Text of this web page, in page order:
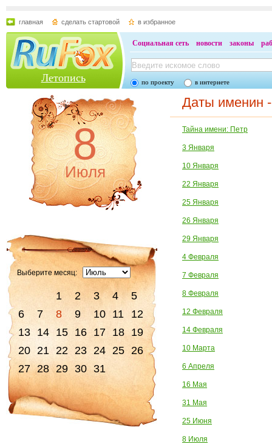
главная сделать стартовой в избранное
Летопись
Социальная сеть новости законы
по проекту в интернете
8
Июля
Выберите месяц:
1 2 3 4
5
6
7 8 9 10 11
12
13 14 15 16 17 18 19
20 21 22 23 24 25 26
27 28 29 30 31
Даты именин
Тайна имени: Петр
3 Января
10 Января
22 Января
25 Января
26 Января
29 Января
4 Февраля
7 Февраля
8 Февраля
12 Февраля
14 Февраля
10 Марта
6 Апреля
16 Мая
31 Мая
25 Июня
8 Июля